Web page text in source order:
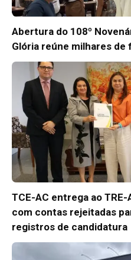
Abertura do 108º
Glória reúne milhares
TCE-AC entrega ao
com contas rejeitadas
registros de candidatura